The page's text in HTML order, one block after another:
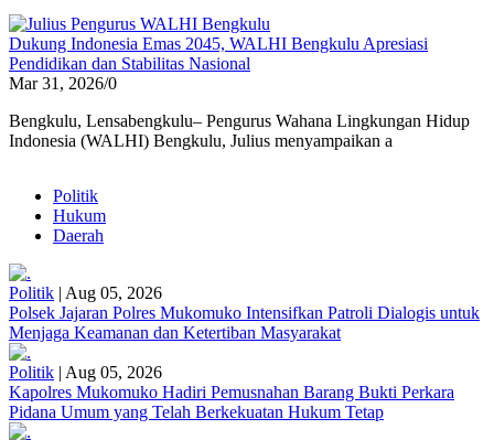
Dukung Indonesia Emas 2045, WALHI Bengkulu Apresiasi
Pendidikan dan Stabilitas Nasional
Mar 31, 2026/0
Bengkulu, Lensabengkulu– Pengurus Wahana Lingkungan Hidup
Indonesia (WALHI) Bengkulu, Julius menyampaikan a
Politik
Hukum
Daerah
Politik | Aug 05, 2026
Polsek Jajaran Polres Mukomuko Intensifkan Patroli Dialogis untuk
Menjaga Keamanan dan Ketertiban Masyarakat
Politik | Aug 05, 2026
Kapolres Mukomuko Hadiri Pemusnahan Barang Bukti Perkara
Pidana Umum yang Telah Berkekuatan Hukum Tetap